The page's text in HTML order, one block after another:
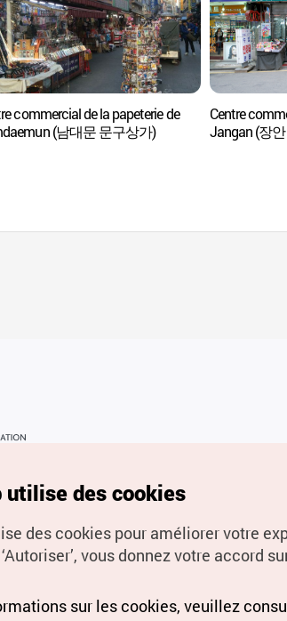
commercial de la papeterie de
(남대문 문구상가)
Centre
Jangan (장
et demandes de renseignements,
à
utilise des cookies
des cookies pour améliorer votre
vous donnez votre accord
sur les cookies, veuillez